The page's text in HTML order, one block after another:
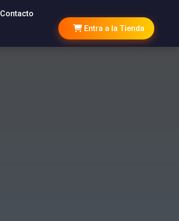
Contacto
Entra a la Tienda